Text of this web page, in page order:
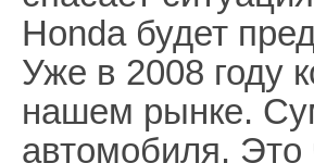
Honda будет
Уже в 2008 году
нашем рынке.
автомобиля.